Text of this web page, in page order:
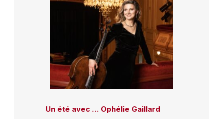
Un été avec … Ophélie Gaillard